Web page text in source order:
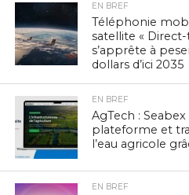
EN BREF
Téléphonie
satellite «
s’apprête à
dollars d’ici 2035
EN BREF
AgTech :
plateforme et
l’eau agricole
EN BREF